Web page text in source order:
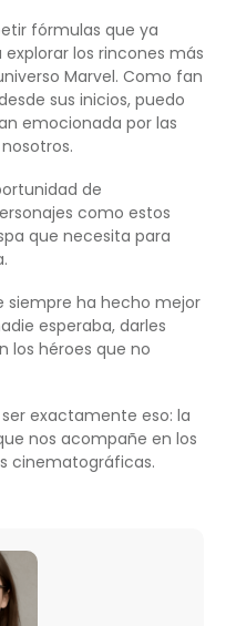
fórmulas que ya
los rincones más
Marvel. Como fan
sus inicios, puedo
emocionada por las
de
como estos
que necesita para
siempre ha hecho mejor
esperaba, darles
los héroes que no
exactamente eso: la
nos acompañe en los
cinematográficas.